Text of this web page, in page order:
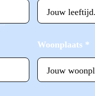
Woonplaats *